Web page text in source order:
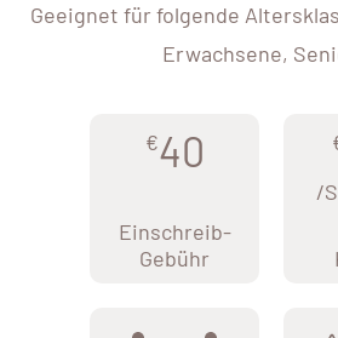
Geeignet für folgende
Erwachsene,
€40
Einschreib-
Gebühr
/